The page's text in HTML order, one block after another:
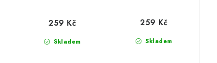
guava) 20mg
Skladem
259 Kč
Skladem
259 Kč